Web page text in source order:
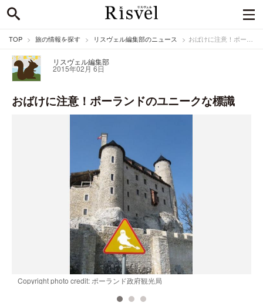
TOP 旅の情報を探す リスヴェル編集部のニュース おばけに注意！ポーランドのユニークな標識
リスヴェル編集部
2015年02月 6日
おばけに注意！ポーランドのユニークな標識
Copyright photo credit: ポーランド政府観光局